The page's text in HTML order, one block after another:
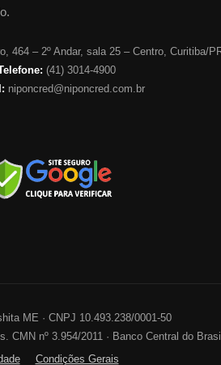
464 – 2º Andar, sala 25 – Centro, Curitiba/
(41) 3014-4900
niponcred@niponcred.com.br
ME · CNPJ 10.493.238/0001-50
CMN nº 3.954/2011 · Banco Central do
Condições Gerais